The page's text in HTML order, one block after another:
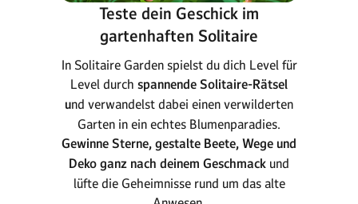
Teste dein Geschick im
gartenhaften Solitaire
In Solitaire Garden spielst du dich Level für
Level durch spannende Solitaire-Rätsel
und verwandelst dabei einen verwilderten
Garten in ein echtes Blumenparadies.
Gewinne Sterne, gestalte Beete, Wege und
Deko ganz nach deinem Geschmack und
lüfte die Geheimnisse rund um das alte